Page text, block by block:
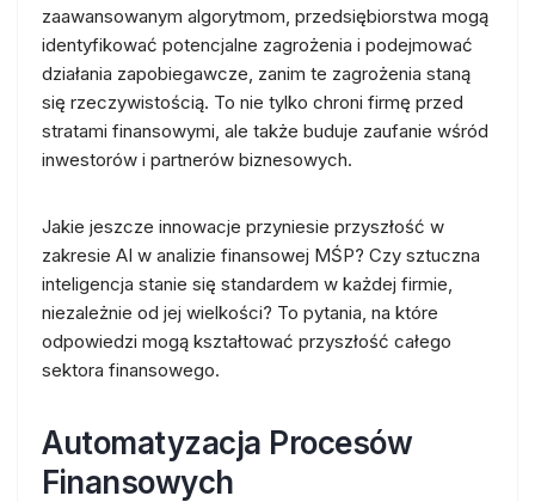
zaawansowanym algorytmom, przedsiębiorstwa mogą
identyfikować potencjalne zagrożenia i podejmować
działania zapobiegawcze, zanim te zagrożenia staną
się rzeczywistością. To nie tylko chroni firmę przed
stratami finansowymi, ale także buduje zaufanie wśród
inwestorów i partnerów biznesowych.
Jakie jeszcze innowacje przyniesie przyszłość w
zakresie AI w analizie finansowej MŚP? Czy sztuczna
inteligencja stanie się standardem w każdej firmie,
niezależnie od jej wielkości? To pytania, na które
odpowiedzi mogą kształtować przyszłość całego
sektora finansowego.
Automatyzacja Procesów
Finansowych